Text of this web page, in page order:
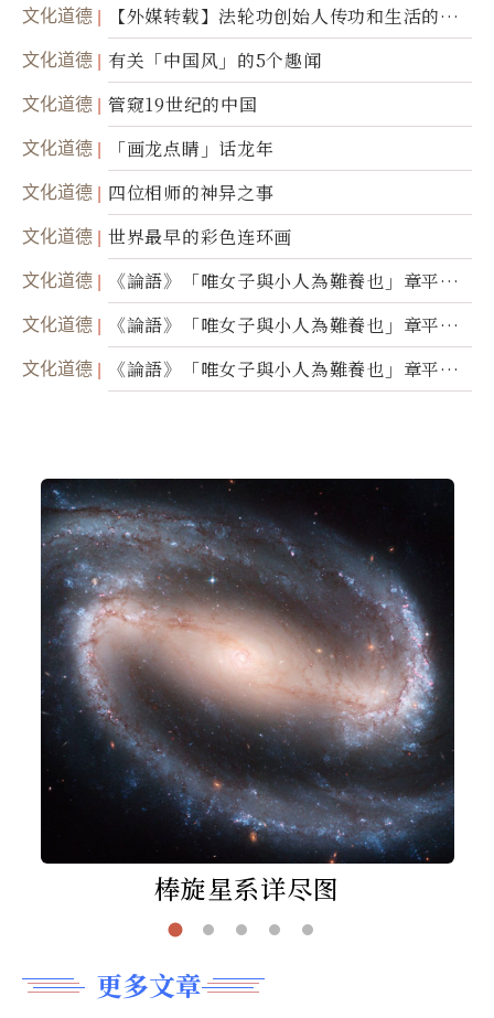
文化道德
【外媒转载】法轮功创始人传功和生活的故
事
文化道德 有关「中国风」的5个趣闻
文化道德 管窥19世纪的中国
文化道德 「画龙点睛」话龙年
文化道德 四位相师的神异之事
文化道德 世界最早的彩色连环画
文化道德
《論語》「唯女子與小人為難養也」章平議
（三）
文化道德
《論語》「唯女子與小人為難養也」章平議
（二）
文化道德
《論語》「唯女子與小人為難養也」章平議
（一）
棒旋星系详尽图
更多文章